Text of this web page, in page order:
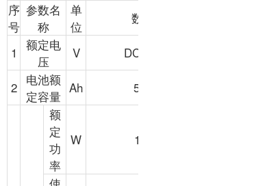
序
号
参数名
称
单
位
数值
1
额定电
压
V DC22.2
2 电池额
定容量
Ah 5×5
额
定
功
率
W 180